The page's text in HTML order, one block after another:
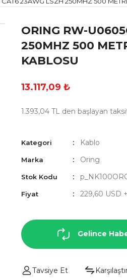
ORING RW-
250MHZ 500
KABLOSU
13.117,09 ₺
1.393,04 TL den başlayan
Kategori Kablo
Marka Oring
Stok Kodu
Fiyat 229,60 USD
Gelince
Tavsiye Et